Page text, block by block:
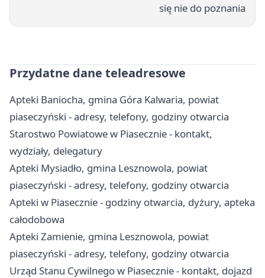
się nie do poznania
Przydatne dane teleadresowe
Apteki Baniocha, gmina Góra Kalwaria, powiat
piaseczyński - adresy, telefony, godziny otwarcia
Starostwo Powiatowe w Piasecznie - kontakt,
wydziały, delegatury
Apteki Mysiadło, gmina Lesznowola, powiat
piaseczyński - adresy, telefony, godziny otwarcia
Apteki w Piasecznie - godziny otwarcia, dyżury, apteka
całodobowa
Apteki Zamienie, gmina Lesznowola, powiat
piaseczyński - adresy, telefony, godziny otwarcia
Urząd Stanu Cywilnego w Piasecznie - kontakt, dojazd